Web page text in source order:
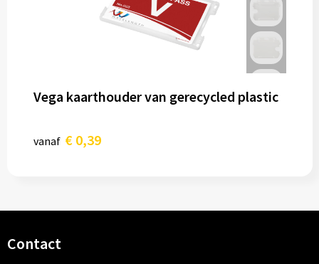
Vega kaarthouder van gerecycled plastic
vanaf € 0,39
Contact